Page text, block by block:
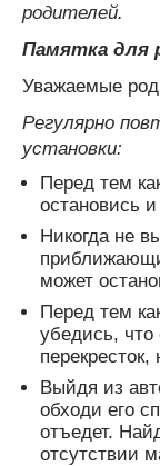
родителей.
Памятка для
Уважаемые
Регулярно
установки:
Перед тем
остановись
Никогда не
может
Перед тем
убедись, что
Выйдя из
обходи его
отъедет.
отсутствии